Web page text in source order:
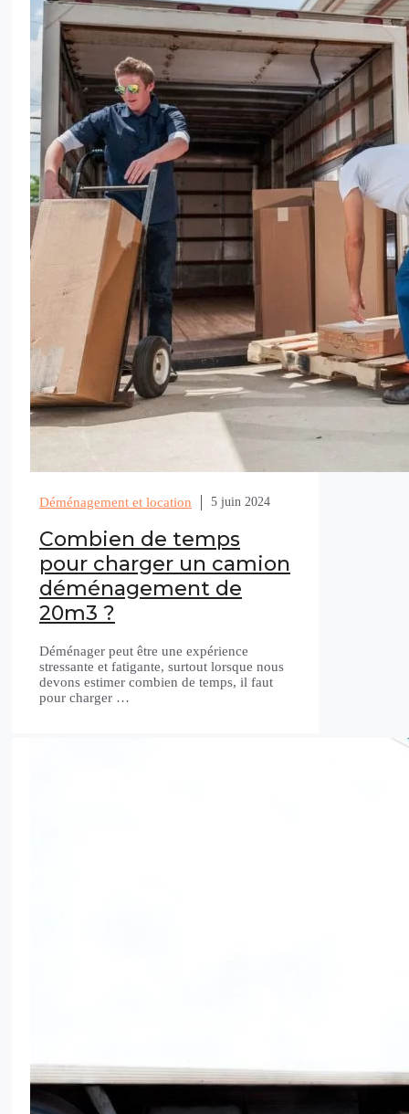
Déménagement et location 5 juin 2024
Combien de temps
pour charger un camion
déménagement de
20m3 ?
Déménager peut être une expérience
stressante et fatigante, surtout lorsque nous
devons estimer combien de temps, il faut
pour charger …